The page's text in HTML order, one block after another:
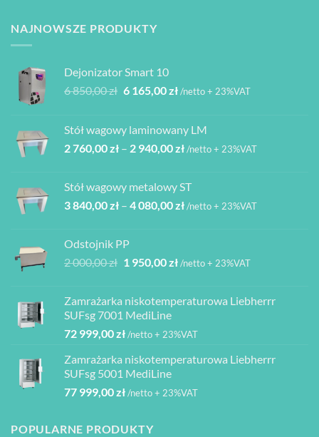
NAJNOWSZE PRODUKTY
Dejonizator Smart 10
6 850,00zł Pierwotna
6
850,00 zł.
6 165,00złAktualna
6
165,00 zł.
/netto + 23%VAT
Stół wagowy laminowany LM
2 760,00zł – 2 940,00złZakres
2
760,00 zł
/netto + 23%VAT
Stół wagowy metalowy ST
3 840,00zł – 4 080,00złZakres
840,00 zł
080,00 zł
/netto + 23%VAT
Odstojnik PP
2 000,00zł Pierwotna
2
000,00 zł.
1 950,00złAktualna
1
/netto + 23%VAT
Zamrażarka niskotemperaturowa Liebherrr
SUFsg 7001 MediLine
72 999,00zł/netto + 23%VAT
Zamrażarka niskotemperaturowa Liebherrr
SUFsg 5001 MediLine
77 999,00zł/netto + 23%VAT
POPULARNE PRODUKTY